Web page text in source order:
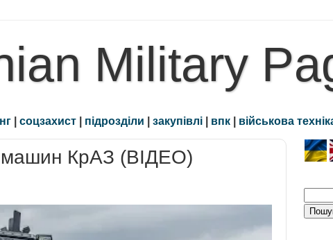
Military
| соцзахист | підрозділи | закупівлі | впк | військова
КрАЗ (ВІДЕО)